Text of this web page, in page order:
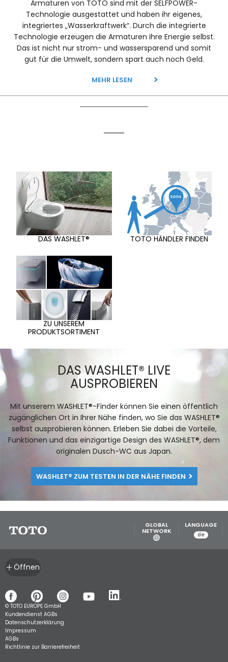
Armaturen von TOTO sind mit der SELFPOWER-
Technologie ausgestattet und haben ihr eigenes,
integriertes „Wasserkraftwerk“. Durch die integrierte
Technologie erzeugen die Armaturen ihre Energie selbst.
Das ist nicht nur strom- und wassersparend und somit
gut für die Umwelt, sondern spart auch noch Geld.
MEHR LESEN
DAS WASHLET® TOTO HÄNDLER FINDEN
ZU UNSEREM
PRODUKTSORTIMENT
DAS WASHLET® LIVE
AUSPROBIEREN
Mit unserem WASHLET®-Finder können Sie einen öffentlich
zugänglichen Ort in Ihrer Nähe finden, wo Sie das WASHLET®
selbst ausprobieren können. Erleben Sie dabei die Vorteile,
Funktionen und das einzigartige Design des WASHLET®, dem
originalen Dusch-WC aus Japan.
WASHLET® ZUM TESTEN IN DER NÄHE FINDEN
GLOBAL
NETWORK
LANGUAGE
de
Öffnen
© TOTO EUROPE GmbH
Kundendienst AGBs
Datenschutzerklärung
Impressum
AGBs
Richtlinie zur Barrierefreiheit